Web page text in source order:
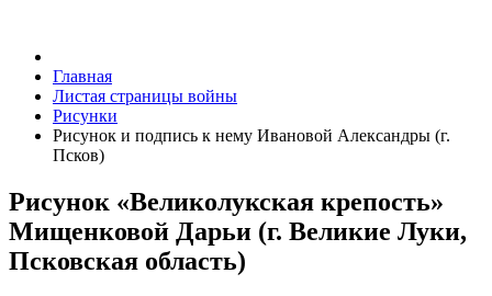
Главная
Листая страницы войны
Рисунки
Рисунок и подпись к нему Ивановой Александры (г.
Псков)
Рисунок «Великолукская крепость»
Мищенковой Дарьи (г. Великие Луки,
Псковская область)